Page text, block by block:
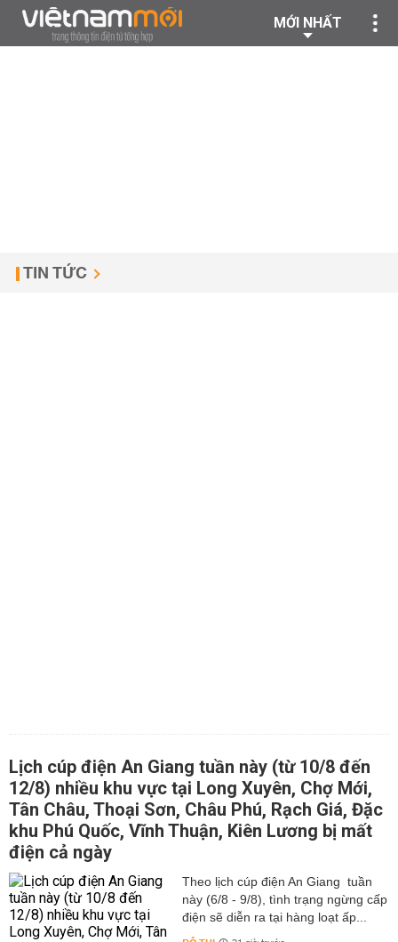
MỚI NHẤT
TIN TỨC
Lịch cúp điện An Giang tuần này (từ 10/8 đến
12/8) nhiều khu vực tại Long Xuyên, Chợ Mới,
Tân Châu, Thoại Sơn, Châu Phú, Rạch Giá, Đặc
khu Phú Quốc, Vĩnh Thuận, Kiên Lương bị mất
điện cả ngày
Theo lịch cúp điện An Giang tuần
này (6/8 - 9/8), tình trạng ngừng cấp
điện sẽ diễn ra tại hàng loạt ấp...